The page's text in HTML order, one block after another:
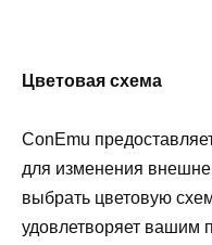
Цветовая схема
ConEmu
для изменения
выбрать цветовую
удовлетворяет вашим